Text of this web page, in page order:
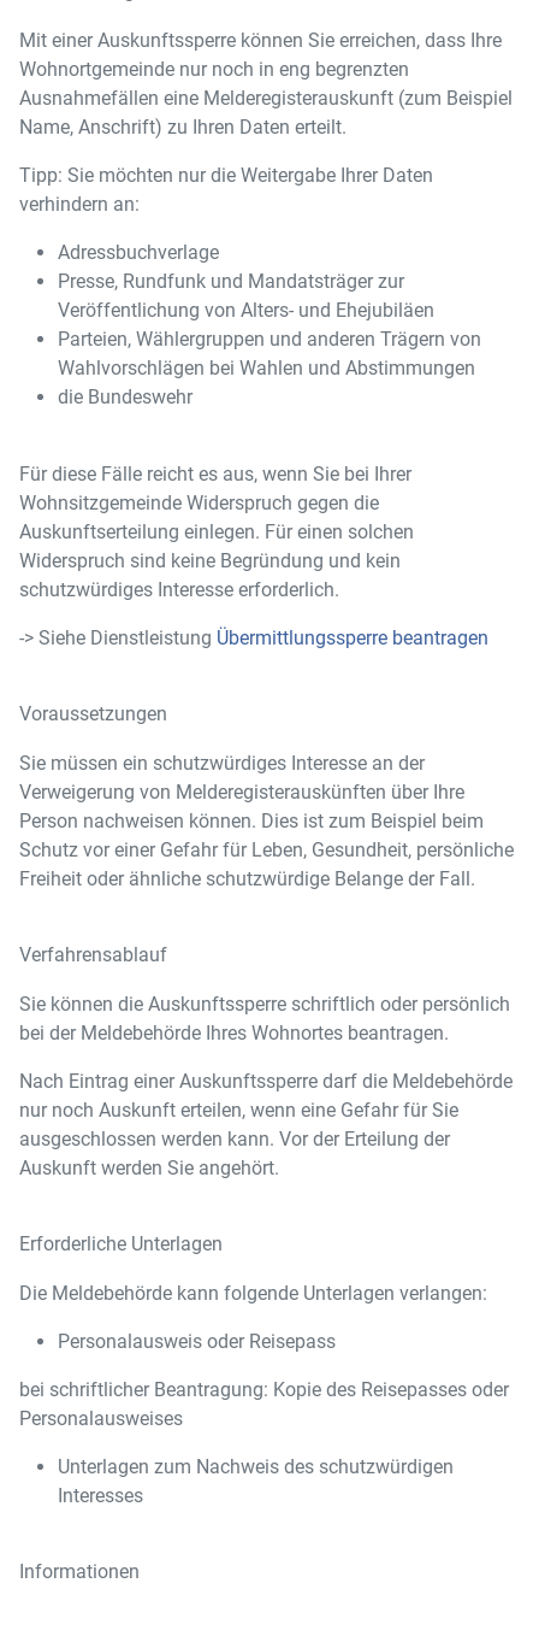
Mit einer Auskunftssperre können Sie erreichen, dass Ihre
Wohnortgemeinde nur noch in eng begrenzten
Ausnahmefällen eine Melderegisterauskunft (zum Beispiel
Name, Anschrift) zu Ihren Daten erteilt.
Tipp: Sie möchten nur die Weitergabe Ihrer Daten
verhindern an:
Adressbuchverlage
Presse, Rundfunk und Mandatsträger zur
Veröffentlichung von Alters- und Ehejubiläen
Parteien, Wählergruppen und anderen Trägern von
Wahlvorschlägen bei Wahlen und Abstimmungen
die Bundeswehr
Für diese Fälle reicht es aus, wenn Sie bei Ihrer
Wohnsitzgemeinde Widerspruch gegen die
Auskunftserteilung einlegen. Für einen solchen
Widerspruch sind keine Begründung und kein
schutzwürdiges Interesse erforderlich.
-> Siehe Dienstleistung Übermittlungssperre beantragen
Voraussetzungen
Sie müssen ein schutzwürdiges Interesse an der
Verweigerung von Melderegisterauskünften über Ihre
Person nachweisen können. Dies ist zum Beispiel beim
Schutz vor einer Gefahr für Leben, Gesundheit, persönliche
Freiheit oder ähnliche schutzwürdige Belange der Fall.
Verfahrensablauf
Sie können die Auskunftssperre schriftlich oder persönlich
bei der Meldebehörde Ihres Wohnortes beantragen.
Nach Eintrag einer Auskunftssperre darf die Meldebehörde
nur noch Auskunft erteilen, wenn eine Gefahr für Sie
ausgeschlossen werden kann. Vor der Erteilung der
Auskunft werden Sie angehört.
Erforderliche Unterlagen
Die Meldebehörde kann folgende Unterlagen verlangen:
Personalausweis oder Reisepass
bei schriftlicher Beantragung: Kopie des Reisepasses oder
Personalausweises
Unterlagen zum Nachweis des schutzwürdigen
Interesses
Informationen